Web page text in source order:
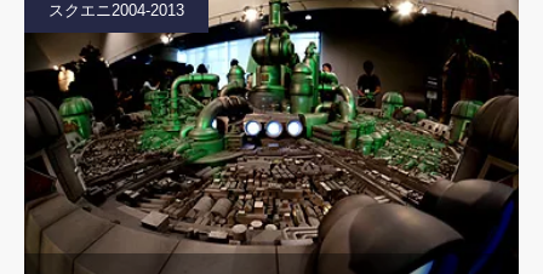
スクエニ2004-2013